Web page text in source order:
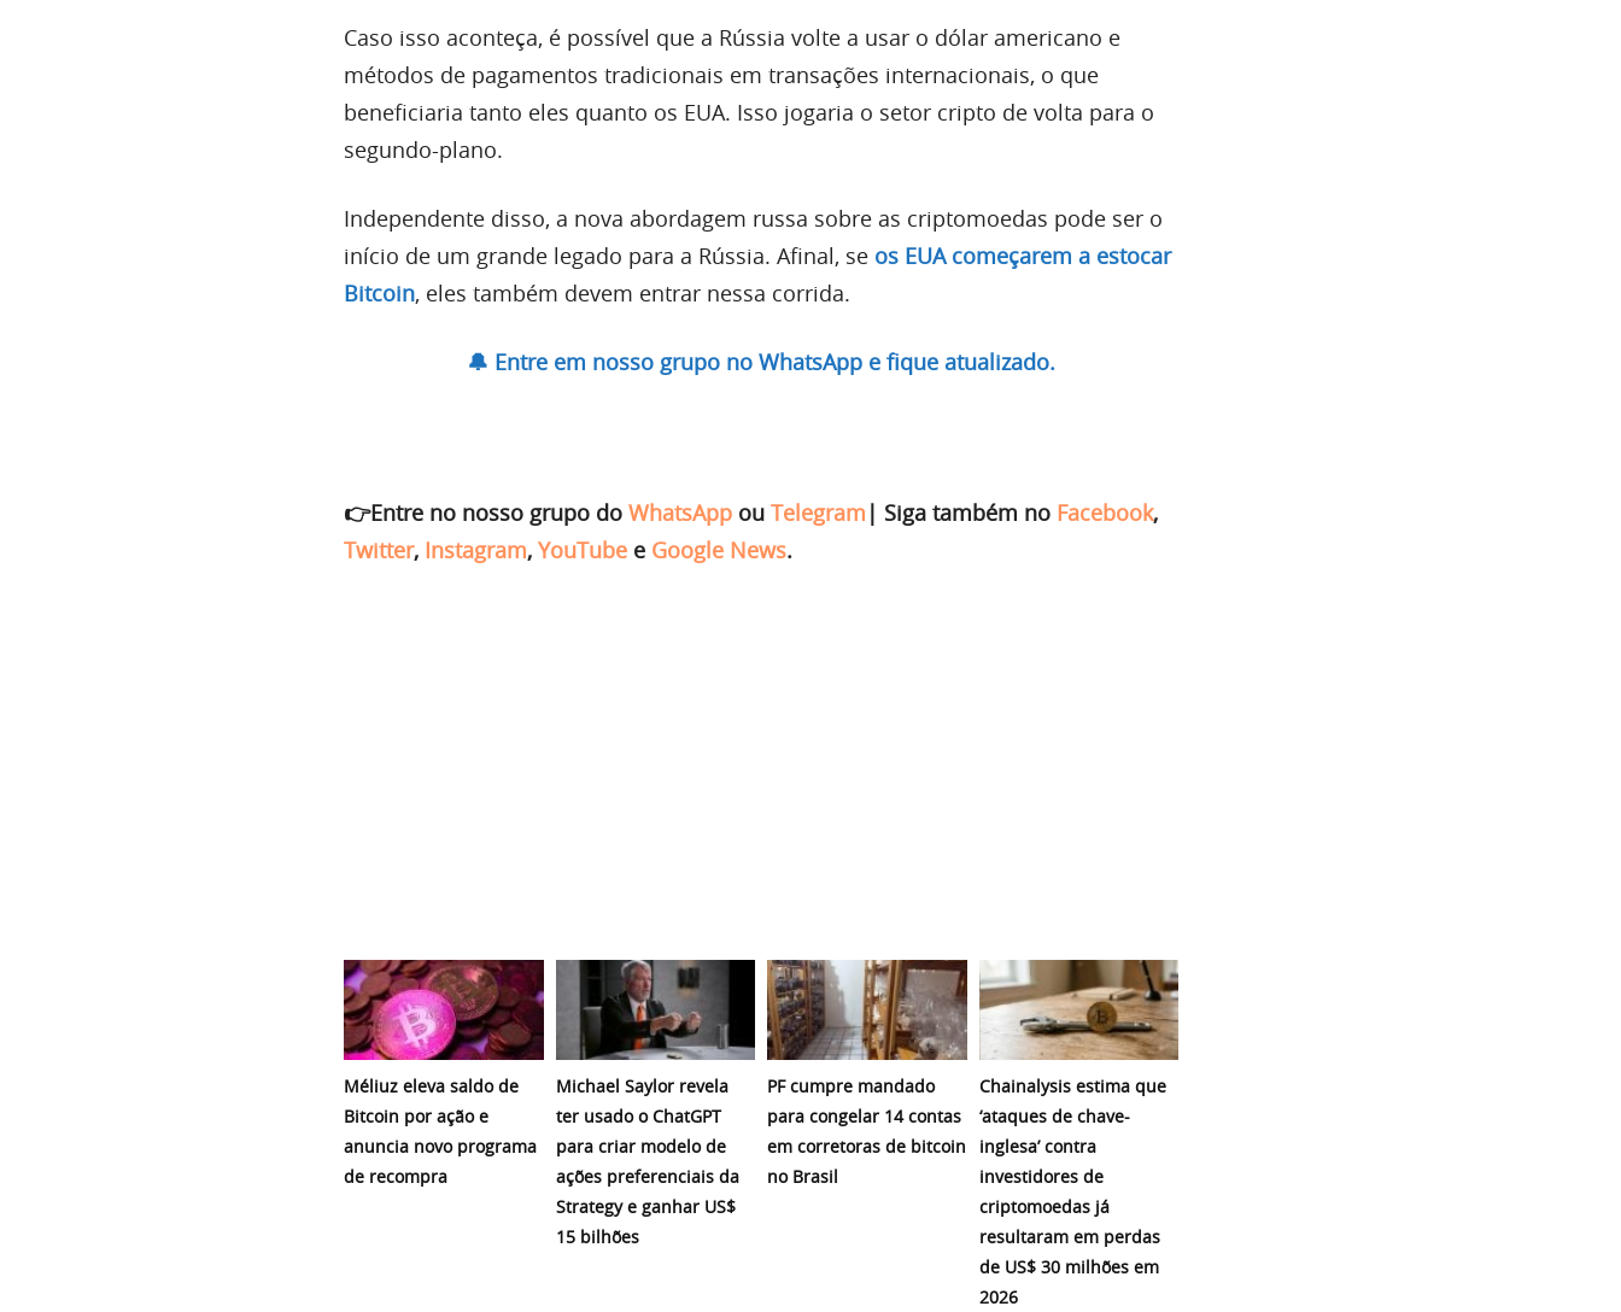
Caso isso aconteça, é possível que a Rússia volte a usar o dólar americano e
métodos de pagamentos tradicionais em transações internacionais, o que
beneficiaria tanto eles quanto os EUA. Isso jogaria o setor cripto de volta para o
segundo-plano.
Independente disso, a nova abordagem russa sobre as criptomoedas pode ser o
início de um grande legado para a Rússia. Afinal, se os EUA começarem a estocar
Bitcoin, eles também devem entrar nessa corrida.
🔔 Entre em nosso grupo no WhatsApp e fique atualizado.
👉Entre no nosso grupo do WhatsApp ou Telegram | Siga também no Facebook,
Twitter, Instagram, YouTube e Google News.
Méliuz eleva saldo de
Bitcoin por ação e
anuncia novo programa
de recompra
Michael Saylor revela
ter usado o ChatGPT
para criar modelo de
ações preferenciais da
Strategy e ganhar US$
15 bilhões
PF cumpre mandado
para congelar 14 contas
em corretoras de bitcoin
no Brasil
Chainalysis estima que
‘ataques de chave-
inglesa’ contra
investidores de
criptomoedas já
resultaram em perdas
de US$ 30 milhões em
2026